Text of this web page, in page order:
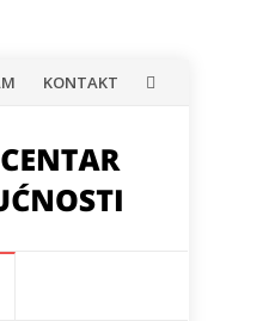
KONTAKT